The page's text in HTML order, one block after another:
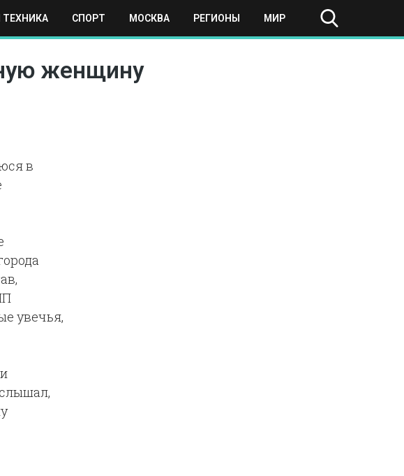
ТЕХНИКА СПОРТ МОСКВА РЕГИОНЫ МИР
МИР
женщину
в
увечья,